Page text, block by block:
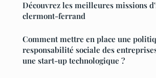
Découvrez les meilleures missions
clermont-ferrand
Comment mettre en place une
responsabilité sociale des
une start-up technologique ?